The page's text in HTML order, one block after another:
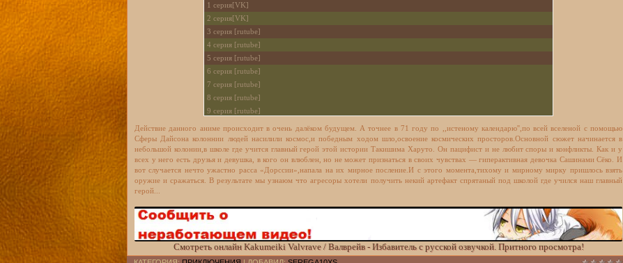
1 серия[VK]
2 серия[VK]
3 cерия [rutube]
4 cерия [rutube]
5 cерия [rutube]
6 cерия [rutube]
7 cерия [rutube]
8 cерия [rutube]
9 cерия [rutube]
11 cерия [rutube]
Действие данного аниме происходит в очень далёком будущем. А точнее в 71 году по ,,истеному календарю'',по всей вселеной с помощью
Сферы Дайсона колоннии людей насилили космос,и победным ходом шло,освоение космических просторов.Основной сюжет начинается в
небольшой колонии,в школе где учится главный герой этой истории Такишима Харуто. Он пацифист и не любит споры и конфликты. Как и у
всех у него есть друзья и девушка, в кого он влюблен, но не может признаться в своих чувствах — гиперактивная девочка Сашинами Сёко. И
вот случается нечто ужастно расса «Дорссии»,напала на их мирное посление.И с этого момента,тихому и мирному мирку пришлось взять
оружие и сражаться. В результате мы узнаюм что агресоры хотели получить некий артефакт спрятаный под школой где учился наш главный
герой...
Смотреть онлайн Kakumeiki Valvrave / Валврейв - Избавитель с русской озвучкой. Притного просмотра!